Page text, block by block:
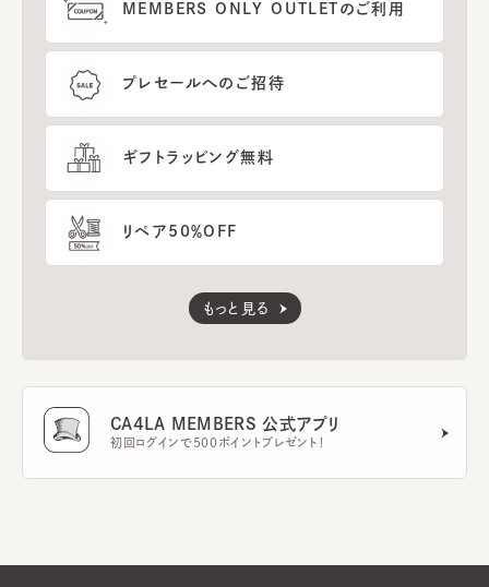
MEMBERS ONLY OUTLETのご利用
プレセールへのご招待
ギフトラッピング無料
リペア50％OFF
もっと見る
CA4LA MEMBERS 公式アプリ
初回ログインで500ポイントプレゼント！